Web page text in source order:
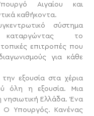
Αιγαίου και
καθήκοντα.
σύστημα
καταργώντας το
επιτροπές που
για κάθε
εξουσία στα χέρια
όλη η εξουσία. Μια
νησιωτική Ελλάδα. Ένα
O Υπουργός. Κανένας